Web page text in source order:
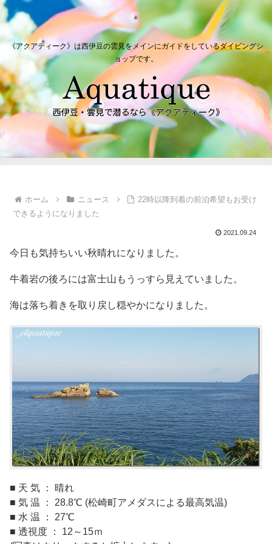
《アクアティーク》は西伊豆の雲見をメインにガイドをしているダイビングシ
ョップです。
ホーム ニュース
22時以降到着の前泊希望もお受け
できるようになりました
2021.09.24
今日も気持ちいい秋晴れになりました。
牛着岩の後ろには富士山もうっすら見えていました。
海は落ち着きを取り戻し穏やかになりました。
■ 天 気 ： 晴れ
■ 気 温 ： 28.8℃ (松崎町アメダスによる最高気温)
■ 水 温 ： 27℃
■ 透視度 ： 12～15ｍ